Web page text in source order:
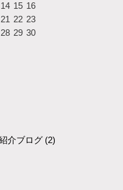
14 15 16
21 22 23
28 29 30
介ブログ (2)